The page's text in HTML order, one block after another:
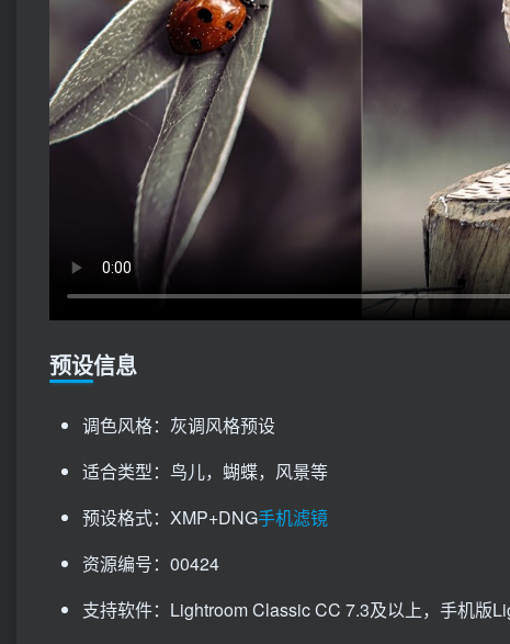
预设信息
调色风格：灰调风格预设
适合类型：鸟儿，蝴蝶，风景等
预设格式：XMP+DNG手机滤镜
资源编号：00424
支持软件：Lightroom Classic CC 7.3及以上，手机版